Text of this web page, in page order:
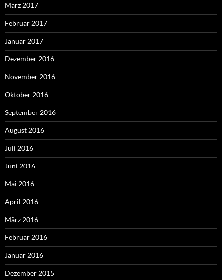
März 2017
Februar 2017
Januar 2017
Dezember 2016
November 2016
Oktober 2016
September 2016
August 2016
Juli 2016
Juni 2016
Mai 2016
April 2016
März 2016
Februar 2016
Januar 2016
Dezember 2015